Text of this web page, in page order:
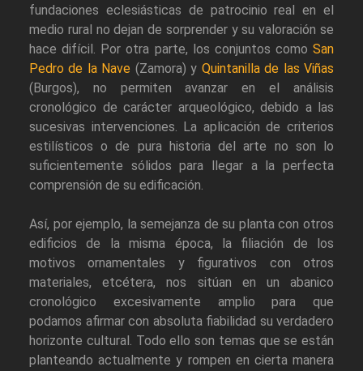
fundaciones eclesiásticas de patrocinio real en el
medio rural no dejan de sorprender y su valoración se
hace difícil. Por otra parte, los conjuntos como San
Pedro de la Nave (Zamora) y Quintanilla de las Viñas
(Burgos), no permiten avanzar en el análisis
cronológico de carácter arqueológico, debido a las
sucesivas intervenciones. La aplicación de criterios
estilísticos o de pura historia del arte no son lo
suficientemente sólidos para llegar a la perfecta
comprensión de su edificación.
Así, por ejemplo, la semejanza de su planta con otros
edificios de la misma época, la filiación de los
motivos ornamentales y figurativos con otros
materiales, etcétera, nos sitúan en un abanico
cronológico excesivamente amplio para que
podamos afirmar con absoluta fiabilidad su verdadero
horizonte cultural. Todo ello son temas que se están
planteando actualmente y rompen en cierta manera